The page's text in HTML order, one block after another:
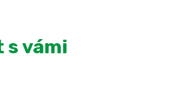
s vámi